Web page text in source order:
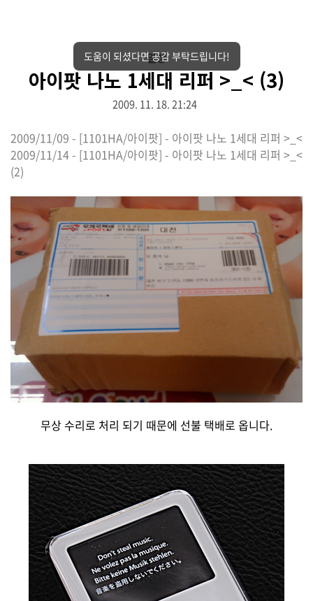
일상
아이팟 나노 1세대 리퍼 >_< (3)
2009. 11. 18. 21:24
2009/11/09 - [1101HA/아이팟] - 아이팟 나노 1세대 리퍼 >_<
2009/11/14 - [1101HA/아이팟] - 아이팟 나노 1세대 리퍼 >_<
(2)
무상 수리로 처리 되기 때문에 선불 택배로 옵니다.
도움이 되셨다면 공감 부탁드립니다!